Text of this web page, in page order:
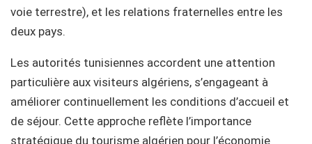
voie terrestre), et les relations fraternelles entre les
deux pays.
Les autorités tunisiennes accordent une attention
particulière aux visiteurs algériens, s’engageant à
améliorer continuellement les conditions d’accueil et
de séjour. Cette approche reflète l’importance
stratégique du tourisme algérien pour l’économie